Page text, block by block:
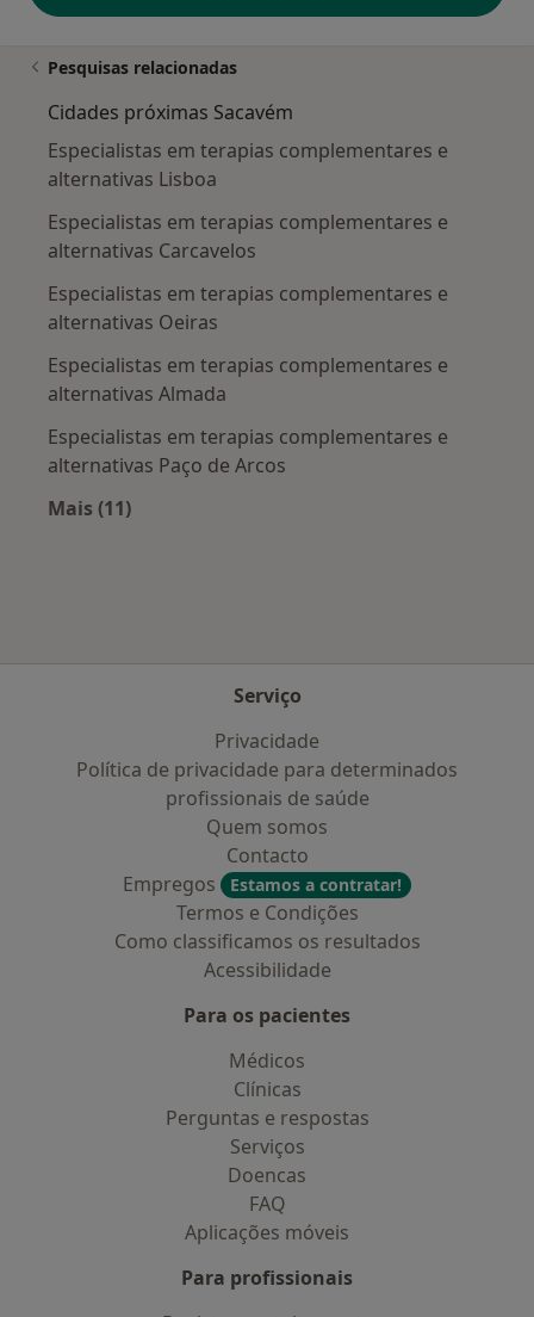
Pesquisas relacionadas
Cidades próximas Sacavém
Especialistas em terapias complementares e
alternativas Lisboa
Especialistas em terapias complementares e
alternativas Carcavelos
Especialistas em terapias complementares e
alternativas Oeiras
Especialistas em terapias complementares e
alternativas Almada
Especialistas em terapias complementares e
alternativas Paço de Arcos
Mais (11)
Serviço
Privacidade
Política de privacidade para determinados
profissionais de saúde
Quem somos
Contacto
Empregos
Estamos a contratar!
Termos e Condições
Como classificamos os resultados
Acessibilidade
Para os pacientes
Médicos
Clínicas
Perguntas e respostas
Serviços
Doencas
FAQ
Aplicações móveis
Para profissionais